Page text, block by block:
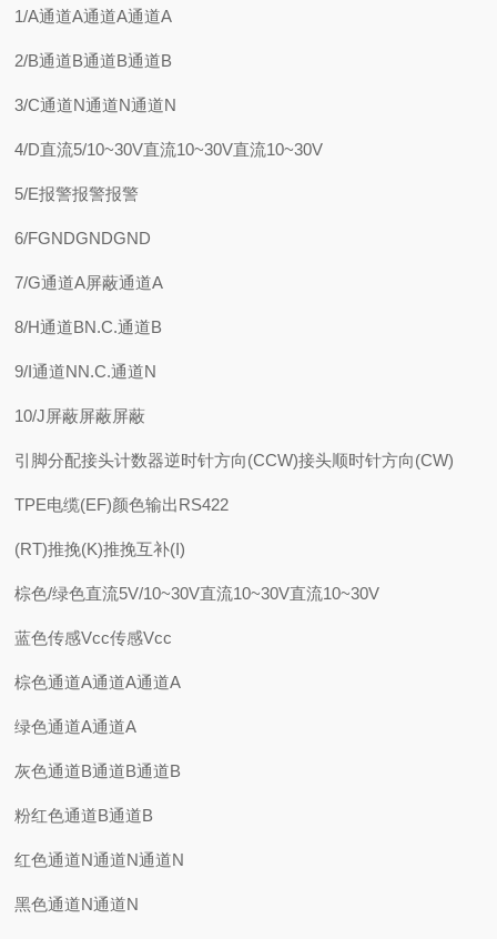
1/A通道A通道A通道A
2/B通道B通道B通道B
3/C通道N通道N通道N
4/D直流5/10~30V直流10~30V直流10~30V
5/E报警报警报警
6/FGNDGNDGND
7/G通道A屏蔽通道A
8/H通道BN.C.通道B
9/I通道NN.C.通道N
10/J屏蔽屏蔽屏蔽
引脚分配接头计数器逆时针方向(CCW)接头顺时针方向(CW)
TPE电缆(EF)颜色输出RS422
(RT)推挽(K)推挽互补(I)
棕色/绿色直流5V/10~30V直流10~30V直流10~30V
蓝色传感Vcc传感Vcc
棕色通道A通道A通道A
绿色通道A通道A
灰色通道B通道B通道B
粉红色通道B通道B
红色通道N通道N通道N
黑色通道N通道N